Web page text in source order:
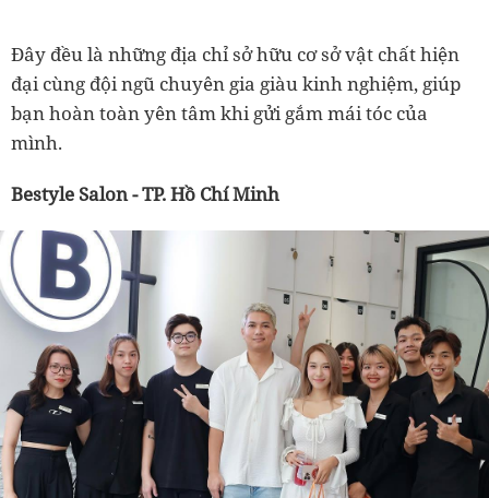
Đây đều là những địa chỉ sở hữu cơ sở vật chất hiện
đại cùng đội ngũ chuyên gia giàu kinh nghiệm, giúp
bạn hoàn toàn yên tâm khi gửi gắm mái tóc của
mình.
Bestyle Salon - TP. Hồ Chí Minh